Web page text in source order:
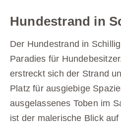
Hundestrand in
Der Hundestrand in
Paradies für
erstreckt sich der Strand
Platz für ausgiebige
ausgelassenes Toben im
ist der malerische Blick